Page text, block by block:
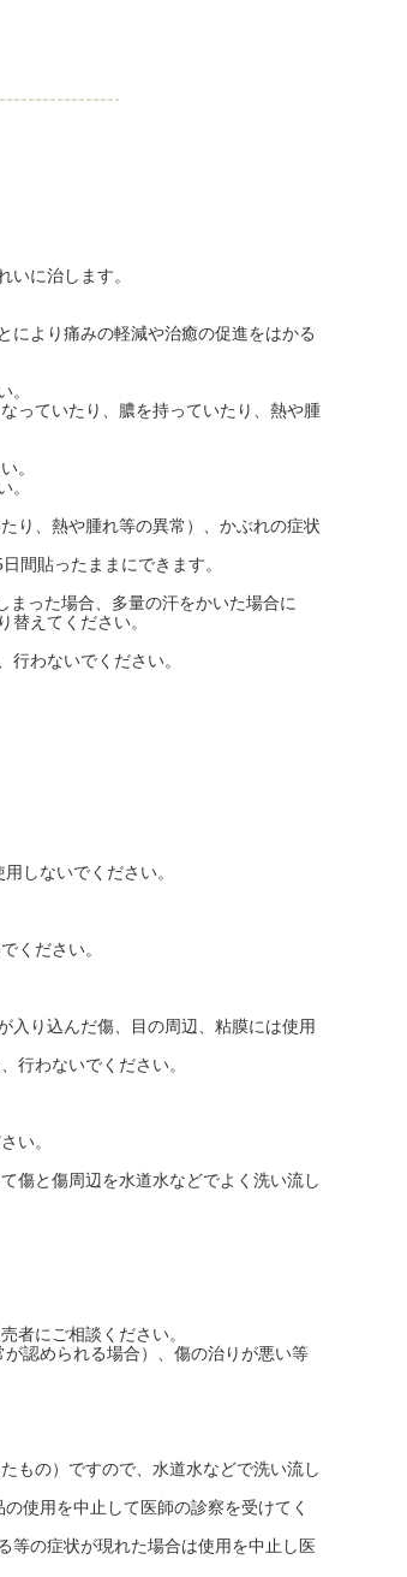
に治します。
により痛みの軽減や治癒の促進をはかる
。
っていたり、膿を持っていたり、熱や腫
。
。
り、熱や腫れ等の異常）、かぶれの症状
間貼ったままにできます。
った場合、多量の汗をかいた場合に
えてください。
わないでください。
しないでください。
ください。
り込んだ傷、目の周辺、粘膜には使用
行わないでください。
い。
傷と傷周辺を水道水などでよく洗い流し
者にご相談ください。
認められる場合）、傷の治りが悪い等
もの）ですので、水道水などで洗い流し
使用を中止して医師の診察を受けてく
等の症状が現れた場合は使用を中止し医